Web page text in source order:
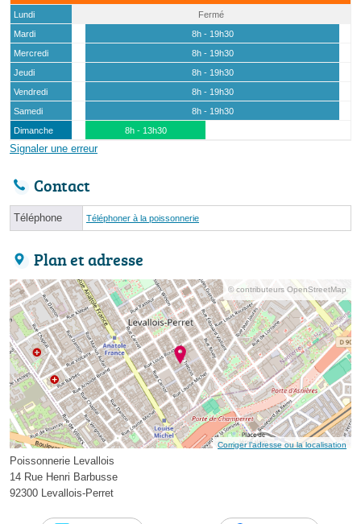
Lundi
Fermé
Mardi
8h - 19h30
Mercredi
8h - 19h30
Jeudi
8h - 19h30
Vendredi
8h - 19h30
Samedi
8h - 19h30
Dimanche
8h - 13h30
Signaler une erreur
Contact
Téléphone Téléphoner à la poissonnerie
Plan et adresse
© contributeurs OpenStreetMap
Corriger l’adresse ou la localisation
Poissonnerie Levallois
14 Rue Henri Barbusse
92300 Levallois-Perret